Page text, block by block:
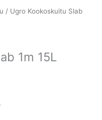
/ Ugro Kookoskuitu Slab
1m 15L